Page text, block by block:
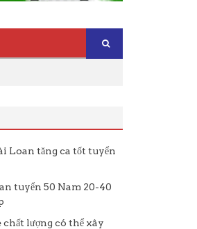
Loan tăng ca tốt tuyển
tuyển 50 Nam 20-40
lượng có thể xây